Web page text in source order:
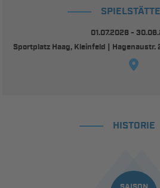
01.07.2026 -
Sportplatz Haag, Kleinfeld | Hagenaustr.
HISTORIE